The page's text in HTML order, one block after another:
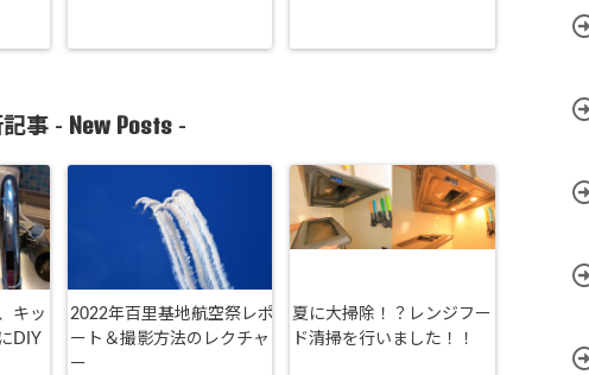
事 - New Posts -
キッ
DIY
2022年百里基地航空祭レポ
ート＆撮影方法のレクチャ
ー
夏に大掃除！？レンジフー
ド清掃を行いました！！